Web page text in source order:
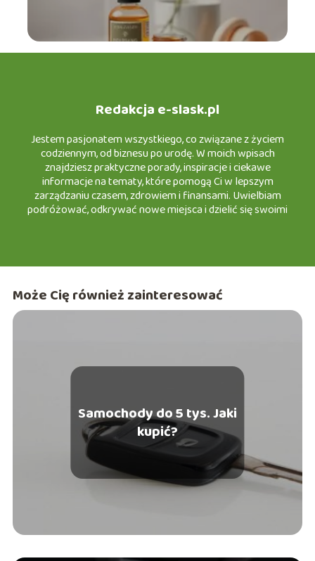
Redakcja e-slask.pl
Jestem pasjonatem wszystkiego, co związane z życiem
codziennym, od biznesu po urodę. W moich wpisach
znajdziesz praktyczne porady, inspiracje i ciekawe
informacje na tematy, które pomogą Ci w lepszym
zarządzaniu czasem, zdrowiem i finansami. Uwielbiam
podróżować, odkrywać nowe miejsca i dzielić się swoimi
coś dla siebie!
Może Cię również zainteresować
Samochody do 5 tys. Jaki
kupić?